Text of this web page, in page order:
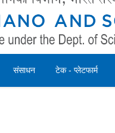
संसाधन टेक - प्लेटफार्म